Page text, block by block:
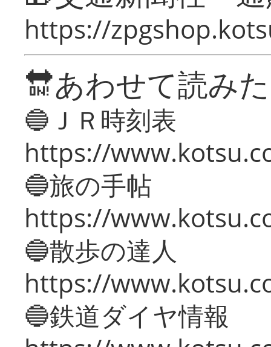
https://
🔛あわせて読み
🔵ＪＲ時刻表
https://
🔵旅の手帖
https://
🔵散歩の達人
https://
🔵鉄道ダイヤ情報